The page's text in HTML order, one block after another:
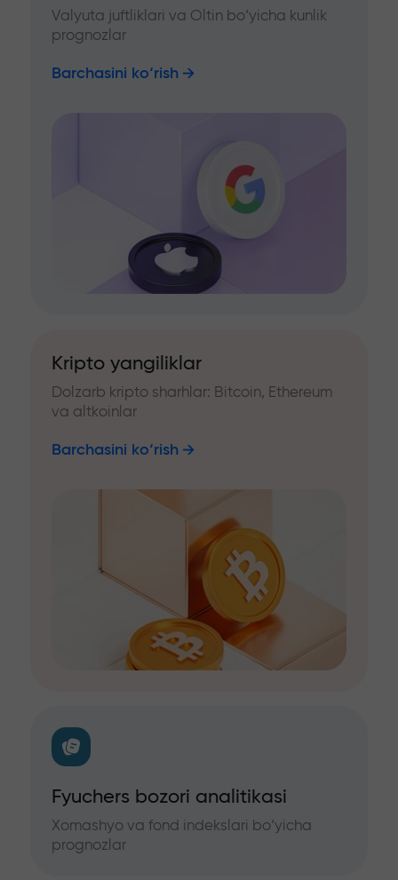
Valyuta juftliklari va Oltin bo‘yicha kunlik
prognozlar
Barchasini ko‘rish
Kripto yangiliklar
Dolzarb kripto sharhlar: Bitcoin, Ethereum
va altkoinlar
Barchasini ko‘rish
Fyuchers bozori analitikasi
Xomashyo va fond indekslari bo‘yicha
prognozlar